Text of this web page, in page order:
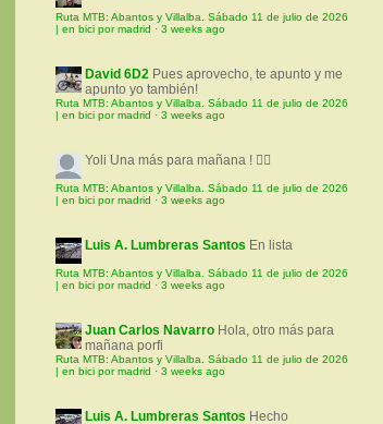
Ruta MTB: Abantos y Villalba. Sábado 11 de julio de 2026
| en bici por madrid · 3 weeks ago
David 6D2 Pues aprovecho, te apunto y me
apunto yo también!
Ruta MTB: Abantos y Villalba. Sábado 11 de julio de 2026
| en bici por madrid · 3 weeks ago
Yoli Una más para mañana ! 🚵‍♀️
Ruta MTB: Abantos y Villalba. Sábado 11 de julio de 2026
| en bici por madrid · 3 weeks ago
Luis A. Lumbreras Santos En lista
Ruta MTB: Abantos y Villalba. Sábado 11 de julio de 2026
| en bici por madrid · 3 weeks ago
Juan Carlos Navarro Hola, otro más para
mañana porfi
Ruta MTB: Abantos y Villalba. Sábado 11 de julio de 2026
| en bici por madrid · 3 weeks ago
Luis A. Lumbreras Santos Hecho